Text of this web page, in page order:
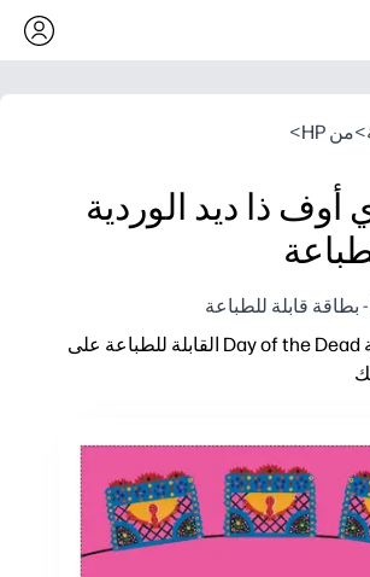
>من HP >
أوف ذا ديد الوردية
بطاقة قابلة للطباعة
ستساعدك بطاقة Day of the Dead القابلة للطباعة على